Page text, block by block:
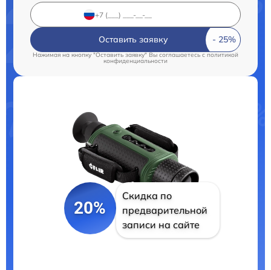
Оставить заявку
Нажимая на кнопку "Оставить заявку" Вы соглашаетесь c политикой
конфиденциальности
20%
Скидка по
предварительной
записи на сайте